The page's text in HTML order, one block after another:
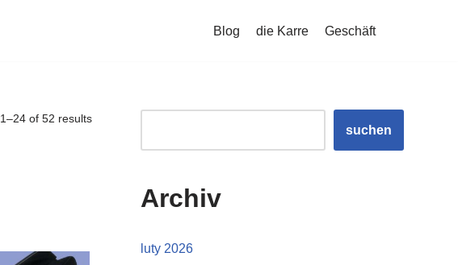
Blog die Karre Geschäft
of 52 results
suchen
Archiv
luty 2026